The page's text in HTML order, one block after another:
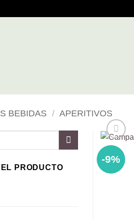
BEBIDAS / APERITIVOS
-9%
PRODUCTO